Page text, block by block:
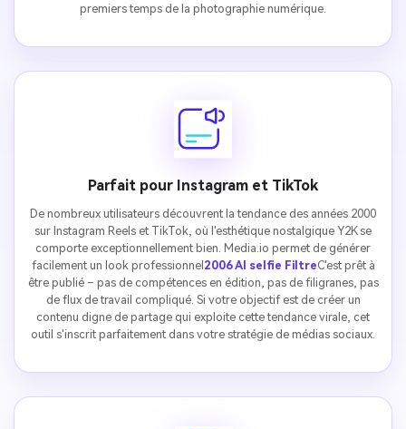
premiers temps de la photographie numérique.
Parfait pour Instagram et TikTok
De nombreux utilisateurs découvrent la tendance des années 2000
sur Instagram Reels et TikTok, où l'esthétique nostalgique Y2K se
comporte exceptionnellement bien. Media.io permet de générer
facilement un look professionnel 2006 AI selfie FiltreC'est prêt à
être publié – pas de compétences en édition, pas de filigranes, pas
de flux de travail compliqué. Si votre objectif est de créer un
contenu digne de partage qui exploite cette tendance virale, cet
outil s'inscrit parfaitement dans votre stratégie de médias sociaux.